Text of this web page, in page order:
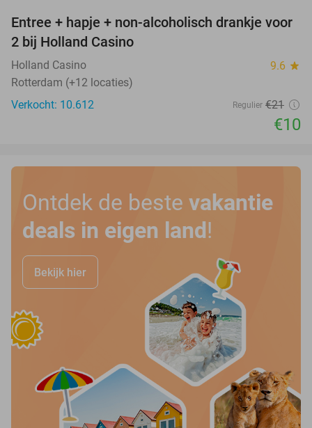
52%
Entree + hapje + non-alcoholisch drankje voor
2 bij Holland Casino
Holland Casino 9.6 star
Rotterdam (+12 locaties)
Verkocht: 10.612
Regulier €21
€10
Ontdek de beste vakantie
deals in eigen land!
Bekijk hier